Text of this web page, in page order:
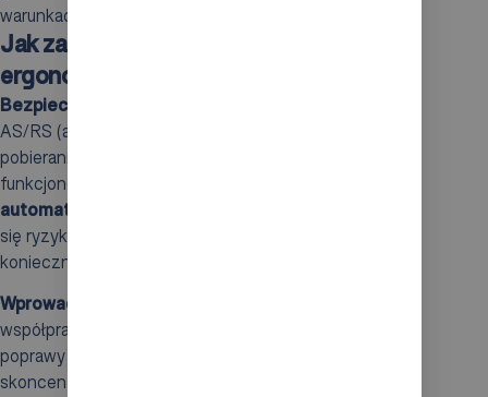
warunkach.
Jak zapewnić bezpieczeństwo pracy i
ergonomię w AS/RS?
Bezpieczeństwo w pracy
AS/RS (automatycznych systemach składowania i
pobierania) są niezwykle istotne dla sprawnego
funkcjonowania operacji oraz zdrowia personelu. Dzięki
automatyzacji
się ryzyko wypadków i urazów, ponieważ eliminuje się
konieczność ręcznego przemieszczania towarów.
Wprowadzenie robotyki
współpracujących, przyczynia się do znacznej
poprawy warunków pracy. Pracownicy mogą
skoncentrować się na bardziej złożonych zadaniach,